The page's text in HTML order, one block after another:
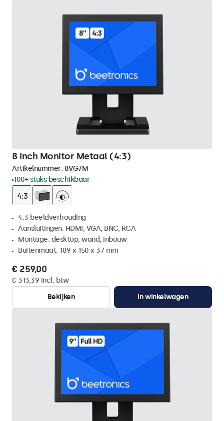
8 Inch Monitor Metaal (4:3)
Artikelnummer: 8VG7M
100+ stuks beschikbaar
4:3 beeldverhouding
Aansluitingen: HDMI, VGA, BNC, RCA
Montage: desktop, wand, inbouw
Buitenmaat: 189 x 150 x 37 mm
€ 259,00
€ 313,39 incl. btw
Bekijken
In winkelwagen